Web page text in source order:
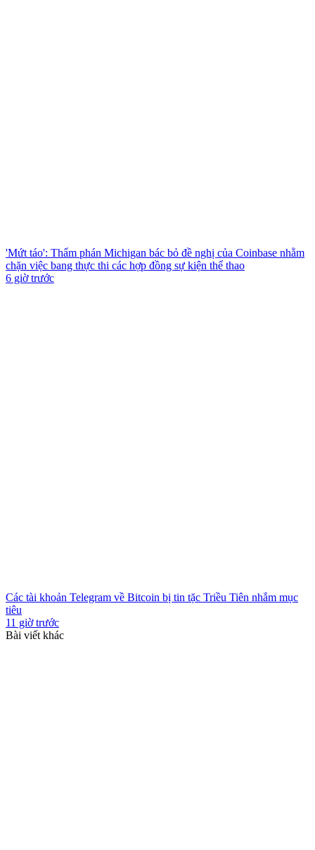
'Mứt táo': Thẩm phán Michigan bác bỏ đề nghị của Coinbase nhằm
chặn việc bang thực thi các hợp đồng sự kiện thể thao
6 giờ trước
Các tài khoản Telegram về Bitcoin bị tin tặc Triều Tiên nhắm mục
tiêu
11 giờ trước
Bài viết khác